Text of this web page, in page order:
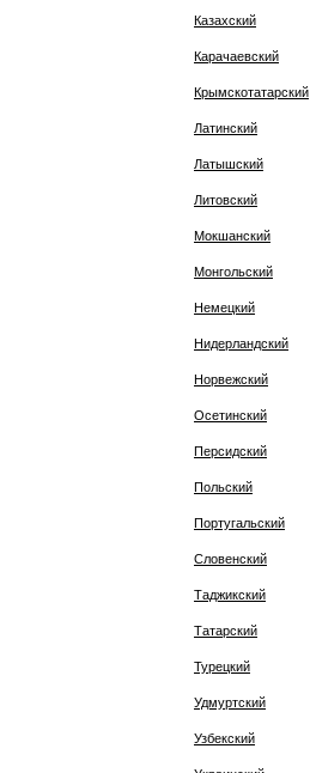
Казахский
Карачаевский
Крымскотатарский
Латинский
Латышский
Литовский
Мокшанский
Монгольский
Немецкий
Нидерландский
Норвежский
Осетинский
Персидский
Польский
Португальский
Словенский
Таджикский
Татарский
Турецкий
Удмуртский
Узбекский